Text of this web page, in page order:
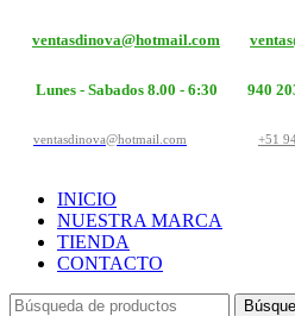
ventasdinova@hotmail.com
Lunes - Sabados 8.00 - 6:30 940
ventasdinova@hotmail.com +51
INICIO
NUESTRA MARCA
TIENDA
CONTACTO